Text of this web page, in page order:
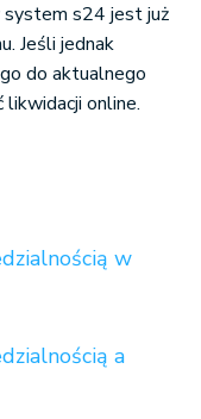
system s24 jest już
Jeśli jednak
do aktualnego
online.
w
a